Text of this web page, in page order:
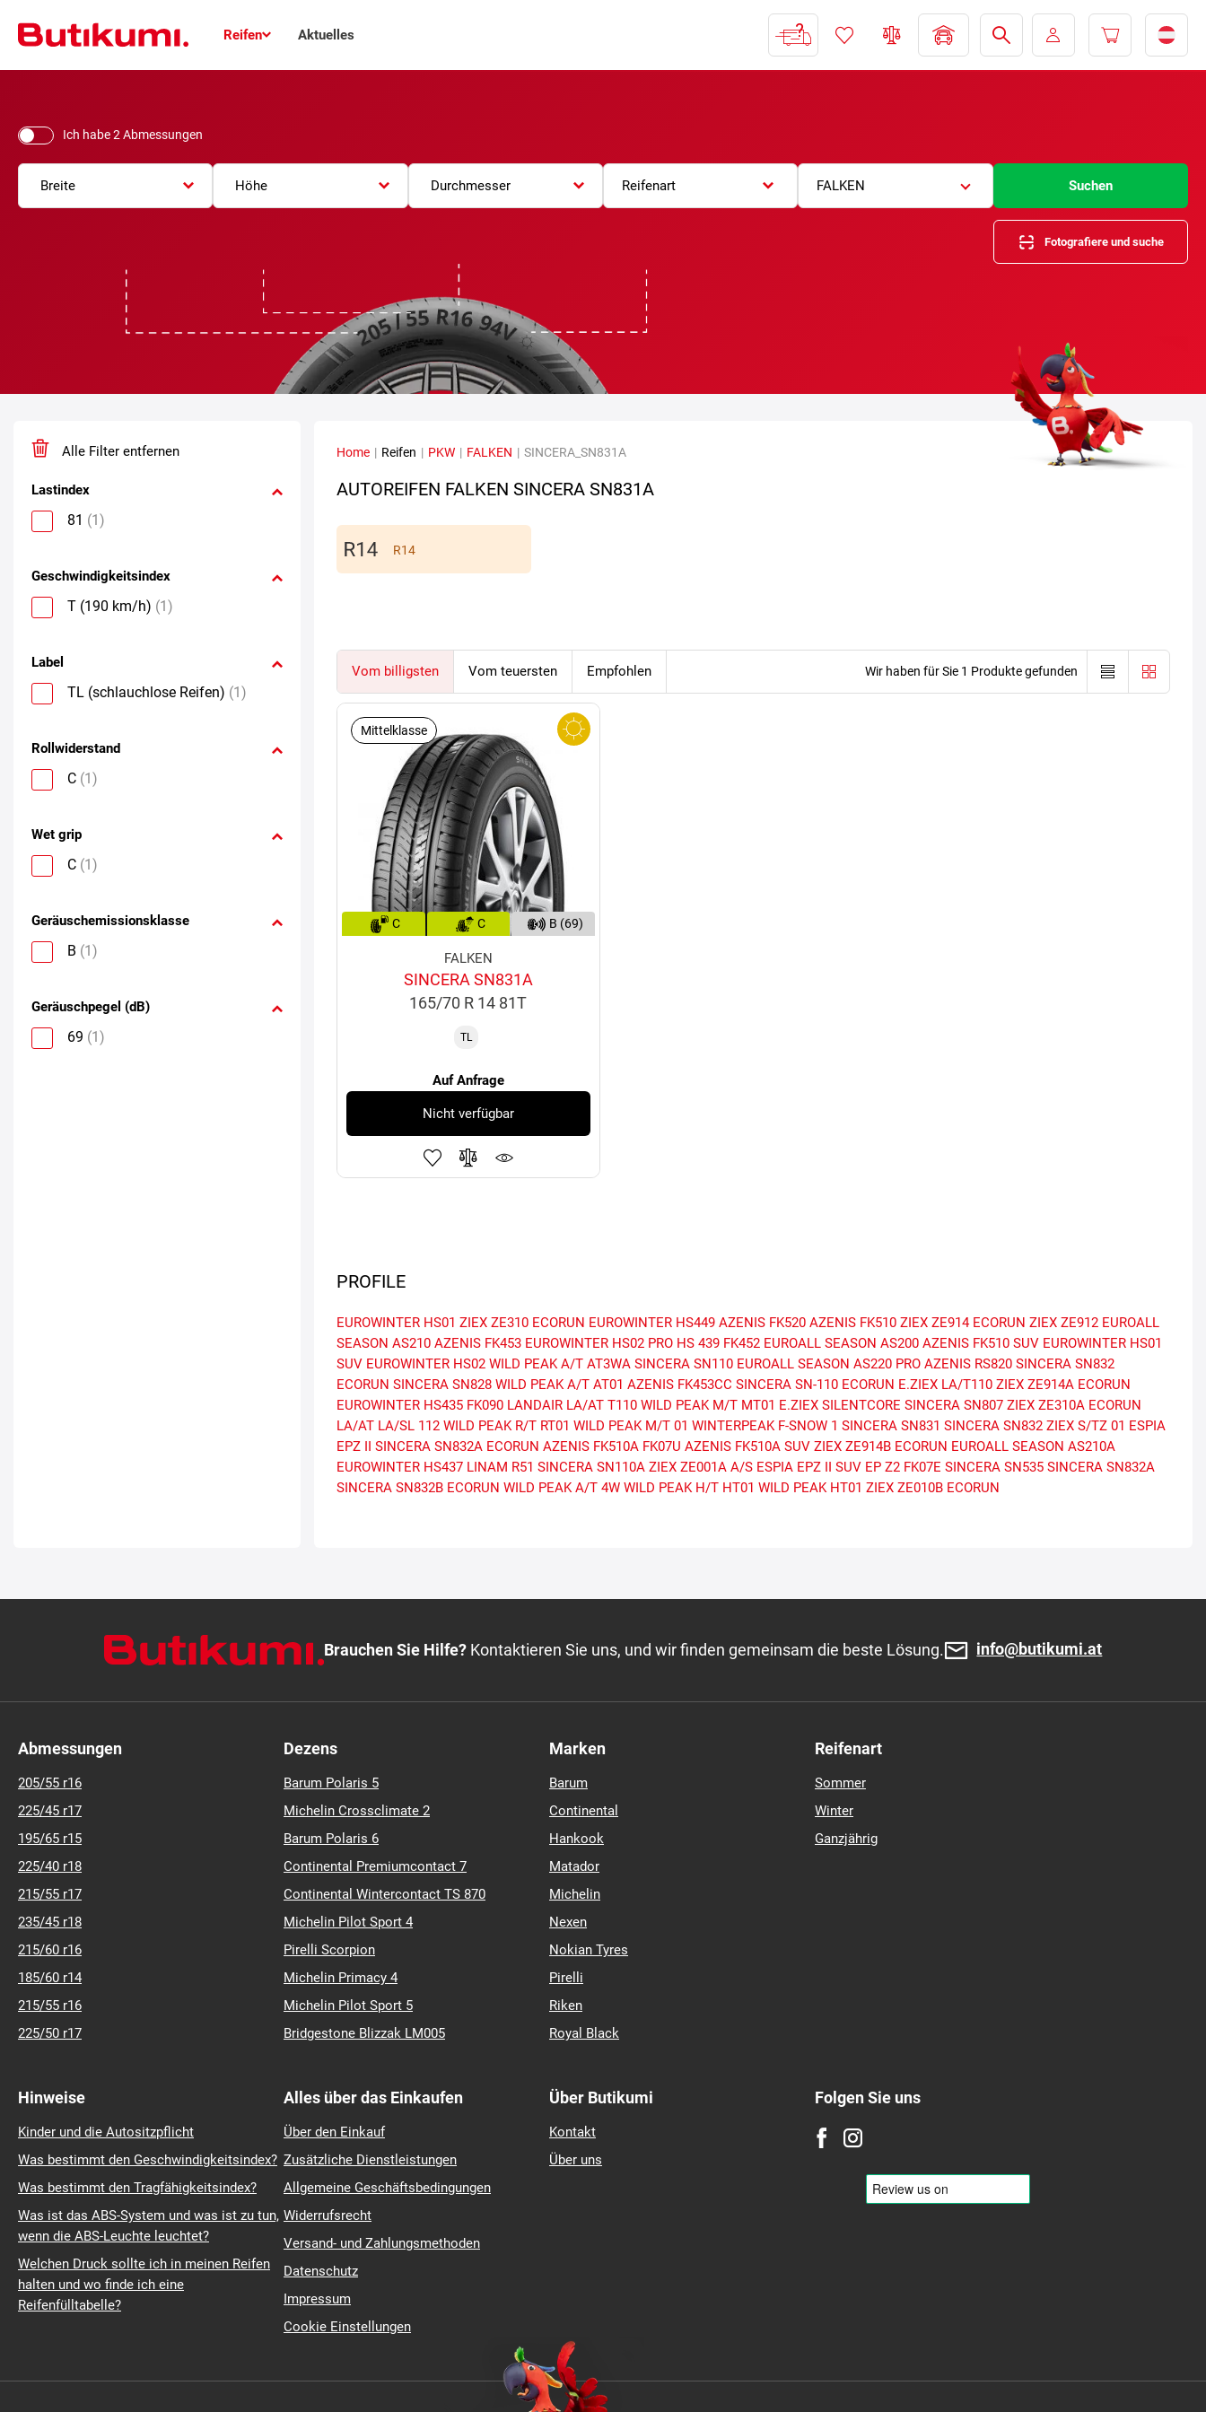
Reifen Aktuelles
Ich habe 2 Abmessungen
Breite Höhe Durchmesser Reifenart FALKEN Suchen
Fotografiere und suche
Alle Filter entfernen
Lastindex
81 (1)
Geschwindigkeitsindex
T (190 km/h) (1)
Label
TL (schlauchlose Reifen) (1)
Rollwiderstand
C (1)
Wet grip
C (1)
Geräuschemissionsklasse
B (1)
Geräuschpegel (dB)
69 (1)
Home | Reifen | PKW | FALKEN | SINCERA_SN831A
AUTOREIFEN FALKEN SINCERA SN831A
R14
Vom billigsten Vom teuersten Empfohlen Wir haben für Sie 1 Produkte gefunden
Mittelklasse
C C B (69)
FALKEN
SINCERA SN831A
165/70 R 14 81T
TL
Auf Anfrage
Nicht verfügbar
PROFILE
EUROWINTER HS01 ZIEX ZE310 ECORUN EUROWINTER HS449 AZENIS FK520 AZENIS FK510 ZIEX ZE914 ECORUN ZIEX ZE912 EUROALL
SEASON AS210 AZENIS FK453 EUROWINTER HS02 PRO HS 439 FK452 EUROALL SEASON AS200 AZENIS FK510 SUV EUROWINTER HS01
SUV EUROWINTER HS02 WILD PEAK A/T AT3WA SINCERA SN110 EUROALL SEASON AS220 PRO AZENIS RS820 SINCERA SN832
ECORUN SINCERA SN828 WILD PEAK A/T AT01 AZENIS FK453CC SINCERA SN-110 ECORUN E.ZIEX LA/T110 ZIEX ZE914A ECORUN
EUROWINTER HS435 FK090 LANDAIR LA/AT T110 WILD PEAK M/T MT01 E.ZIEX SILENTCORE SINCERA SN807 ZIEX ZE310A ECORUN
LA/AT LA/SL 112 WILD PEAK R/T RT01 WILD PEAK M/T 01 WINTERPEAK F-SNOW 1 SINCERA SN831 SINCERA SN832 ZIEX S/TZ 01 ESPIA
EPZ II SINCERA SN832A ECORUN AZENIS FK510A FK07U AZENIS FK510A SUV ZIEX ZE914B ECORUN EUROALL SEASON AS210A
EUROWINTER HS437 LINAM R51 SINCERA SN110A ZIEX ZE001A A/S ESPIA EPZ II SUV EP Z2 FK07E SINCERA SN535 SINCERA SN832A
SINCERA SN832B ECORUN WILD PEAK A/T 4W WILD PEAK H/T HT01 WILD PEAK HT01 ZIEX ZE010B ECORUN
Brauchen Sie Hilfe? Kontaktieren Sie uns, und wir finden gemeinsam die beste Lösung. info@butikumi.at
Abmessungen
205/55 r16
225/45 r17
195/65 r15
225/40 r18
215/55 r17
235/45 r18
215/60 r16
185/60 r14
215/55 r16
225/50 r17
Dezens
Barum Polaris 5
Michelin Crossclimate 2
Barum Polaris 6
Continental Premiumcontact 7
Continental Wintercontact TS 870
Michelin Pilot Sport 4
Pirelli Scorpion
Michelin Primacy 4
Michelin Pilot Sport 5
Bridgestone Blizzak LM005
Marken
Barum
Continental
Hankook
Matador
Michelin
Nexen
Nokian Tyres
Pirelli
Riken
Royal Black
Reifenart
Sommer
Winter
Ganzjährig
Hinweise
Kinder und die Autositzpflicht
Was bestimmt den Geschwindigkeitsindex?
Was bestimmt den Tragfähigkeitsindex?
Was ist das ABS-System und was ist zu tun,
wenn die ABS-Leuchte leuchtet?
Welchen Druck sollte ich in meinen Reifen
halten und wo finde ich eine
Reifenfülltabelle?
Alles über das Einkaufen
Über den Einkauf
Zusätzliche Dienstleistungen
Allgemeine Geschäftsbedingungen
Widerrufsrecht
Versand- und Zahlungsmethoden
Datenschutz
Impressum
Cookie Einstellungen
Über Butikumi
Kontakt
Über uns
Folgen Sie uns